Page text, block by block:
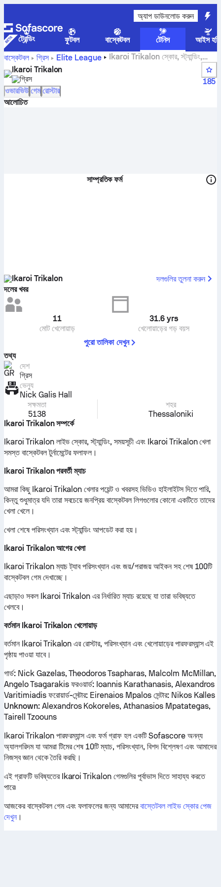
অ্যাপ ডাউনলোড করুন
ট্রেন্ডিং ফুটবল বাস্কেটবল টেনিস
আইস হকি
বাস্কেটবল
গ্রিস Elite League
Ikaroi Trikalon স্কোর, স্ট্যান্ডিং,
সময়সূচী এবং খেলোয়াড়
Ikaroi Trikalon
গ্রিস
185
ওভারভিউ গেম রোস্টার
আলোচিত
সাম্প্রতিক ফর্ম
Ikaroi Trikalon
দলগুলির তুলনা করুন
দলের খবর
11
মোট খেলোয়াড়
31.6 yrs
খেলোয়াড়ের গড় বয়স
পুরো তালিকা দেখুন
তথ্য
দেশ
গ্রিস
ভেন্যু
Nick Galis Hall
সক্ষমতা
5138
শহর
Thessaloniki
Ikaroi Trikalon সম্পর্কে
Ikaroi Trikalon লাইভ স্কোর, স্ট্যান্ডিং, সময়সূচী এবং Ikaroi Trikalon খেলা
সমস্ত বাস্কেটবল টুর্নামেন্টের ফলাফল।
Ikaroi Trikalon পরবর্তী ম্যাচ
আমরা কিছু Ikaroi Trikalon খেলার পয়েন্ট ও খবরসহ ভিডিও হাইলাইটস দিতে পারি,
কিন্তু শুধুমাত্র যদি তারা সবচেয়ে জনপ্রিয় বাস্কেটবল লিগগুলোর কোনো একটিতে তাদের
খেলা খেলে।
খেলা শেষে পরিসংখ্যান এবং স্ট্যান্ডিং আপডেট করা হয়।
Ikaroi Trikalon আগের খেলা
Ikaroi Trikalon ম্যাচ ট্যাব পরিসংখ্যান এবং জয়/পরাজয় আইকন সহ শেষ 100টি
বাস্কেটবল গেম দেখাচ্ছে।
এছাড়াও সকল Ikaroi Trikalon এর নির্ধারিত ম্যাচ রয়েছে যা তারা ভবিষ্যতে
খেলবে।
বর্তমান Ikaroi Trikalon খেলোয়াড়
বর্তমান Ikaroi Trikalon এর রোস্টার, পরিসংখ্যান এবং খেলোয়াড়ের পারফরম্যান্স এই
পৃষ্ঠায় পাওয়া যাবে।
গার্ড:Nick Gazelas, Theodoros Tsapharas, Malcolm McMillan,
Angelo Tsagarakis ফরওয়ার্ড: Ioannis Karathanasis, Alexandros
Varitimiadis ফরোয়ার্ড-সেন্টার: Eirenaios Mpalos সেন্টার:Nikos Kalles
Unknown:Alexandros Kokoreles, Athanasios Mpatategas,
Tairell Tzoouns
Ikaroi Trikalon পারফরম্যান্স এবং ফর্ম গ্রাফ হল একটি Sofascore অনন্য
অ্যালগরিদম যা আমরা টিমের শেষ 10টি ম্যাচ, পরিসংখ্যান, বিশদ বিশ্লেষণ এবং আমাদের
নিজস্ব জ্ঞান থেকে তৈরি করছি।
এই গ্রাফটি ভবিষ্যতের Ikaroi Trikalon গেমগুলির পূর্বাভাস দিতে সাহায্য করতে
পারে৷
আজকের বাস্কেটবল গেম এবং ফলাফলের জন্য আমাদেরবাস্তেটবল লাইভ স্কোর পেজ
দেখুন।